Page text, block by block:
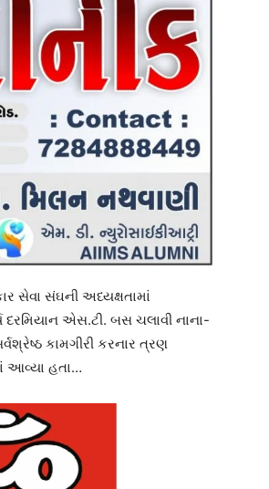
સેવા સંઘની અધ્યક્ષતામાં
એસ.ટી. બસ ચલાવી નાના-
કામગીરી કરનાર ત્રણ
આવ્યા હતા…